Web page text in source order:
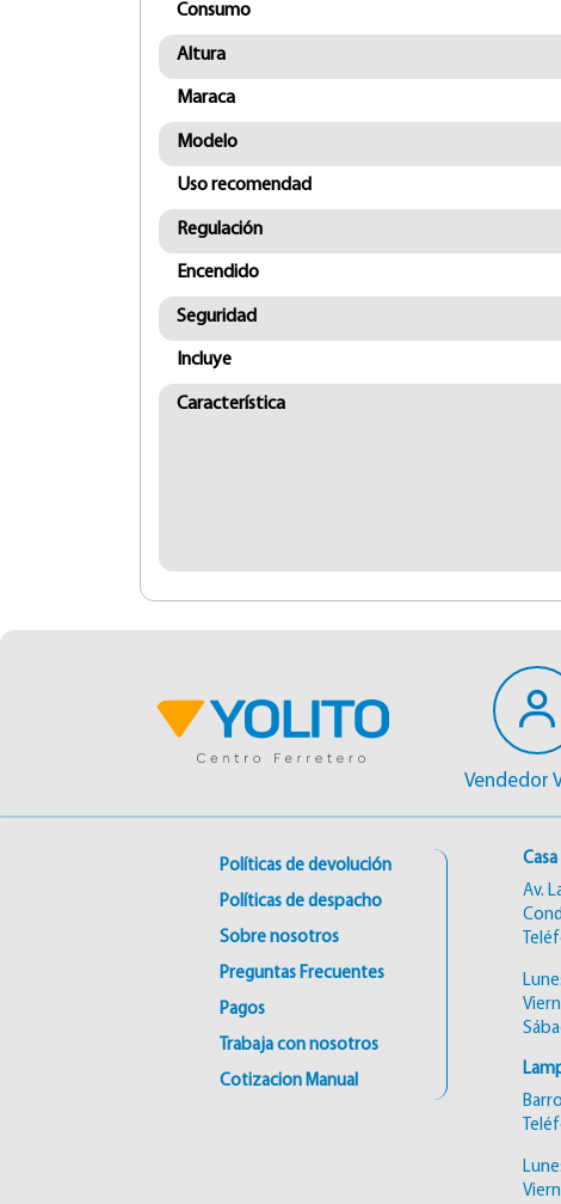
Consumo
Altura
Maraca
Modelo
Uso recomendad
Regulación
Encendido
Seguridad
Incluye
Característica
Vendedor
Políticas de devolución
Políticas de despacho
Sobre nosotros
Preguntas Frecuentes
Pagos
Trabaja con nosotros
Cotizacion Manual
Av.